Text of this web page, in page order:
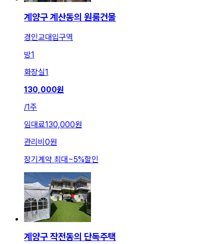
계양구 계산동의 원룸건물
경인교대입구역
방1
화장실1
130,000원
/1주
임대료130,000원
관리비 0원
장기계약 최대~5%할인
계양구 작전동의 단독주택